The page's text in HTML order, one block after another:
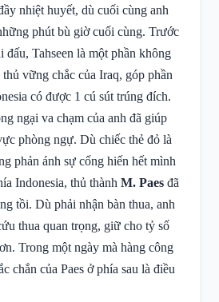
nhiệt huyết, dù cuối cùng anh
phút bù giờ cuối cùng. Trước
Tahseen là một phần không
vững chắc của Iraq, góp phần
có được 1 cú sút trúng đích.
ngại va chạm của anh đã giúp
phòng ngự. Dù chiếc thẻ đỏ là
phản ánh sự cống hiến hết mình
Indonesia, thủ thành M. Paes đã
tồi. Dù phải nhận bàn thua, anh
thua quan trọng, giữ cho tỷ số
Trong một ngày mà hàng công
chắn của Paes ở phía sau là điều